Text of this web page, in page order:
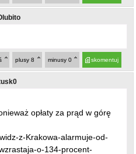
skomentuj
minusy 0
plusy 8
opłaty za prąd w górę
z-Krakowa-alarmuje-od-
o-134-procent-